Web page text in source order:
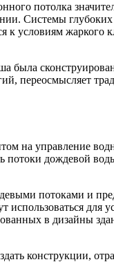
потолка
Системы
к условиям
переосмысляет
на управление
потоки дождевой
потоками и
для
в дизайны
конструкции,